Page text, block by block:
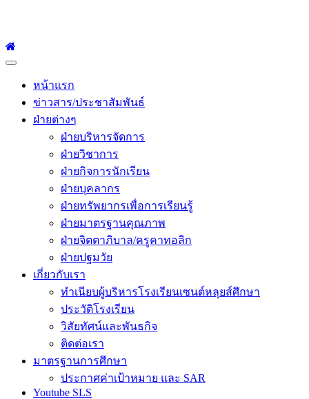
Primary
หน้าแรก
ข่าวสาร/ประชาสัมพันธ์
ฝ่ายต่างๆ
ฝ่ายบริหารจัดการ
ฝ่ายวิชาการ
ฝ่ายกิจการนักเรียน
ฝ่ายบุคลากร
ฝ่ายทรัพยากรเพื่อการเรียนรู้
ฝ่ายมาตรฐานคุณภาพ
ฝ่ายจิตตาภิบาล/ครูคาทอลิก
ฝ่ายปฐมวัย
เกี่ยวกับเรา
ทำเนียบผู้บริหารโรงเรียนเซนต์หลุยส์ศึกษา
ประวัติโรงเรียน
วิสัยทัศน์และพันธกิจ
ติดต่อเรา
มาตรฐานการศึกษา
ประกาศค่าเป้าหมาย และ SAR
Youtube SLS